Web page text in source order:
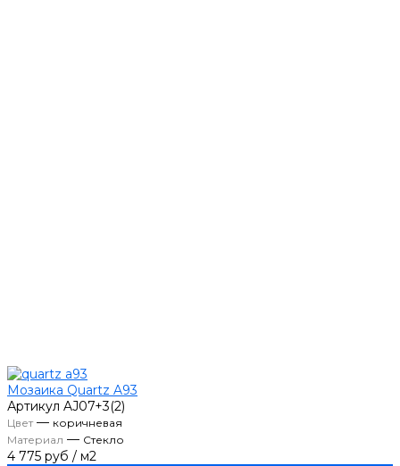
Мозаика Quartz A93
Артикул AJ07+3(2)
Цвет— коричневая
Материал — Стекло
4 775 руб / м2